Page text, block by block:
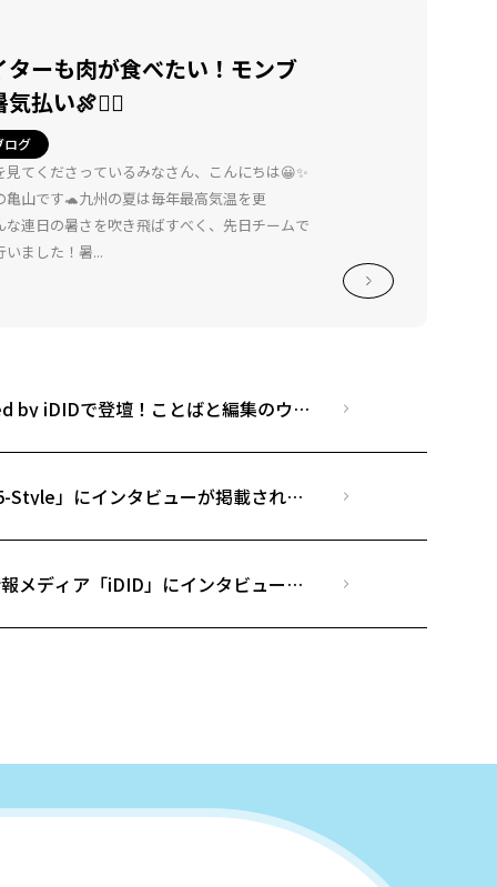
ターも肉が食べたい！モンブ
払い🍖❤️‍🔥
ログ
見てくださっているみなさん、こんにちは😀✨
亀山です🐢九州の夏は毎年最高気温を更
な連日の暑さを吹き飛ばすべく、先日チームで
ました！暑...
by iDIDで登壇！ことばと編集のウェ
竹田 京司（モンブラン）
Style」にインタビューが掲載されま
メディア「iDID」にインタビューが